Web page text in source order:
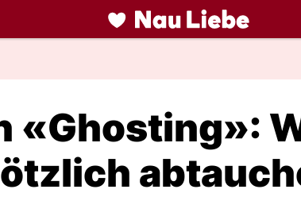
liebe.NAU.ch
«Ghosting»: